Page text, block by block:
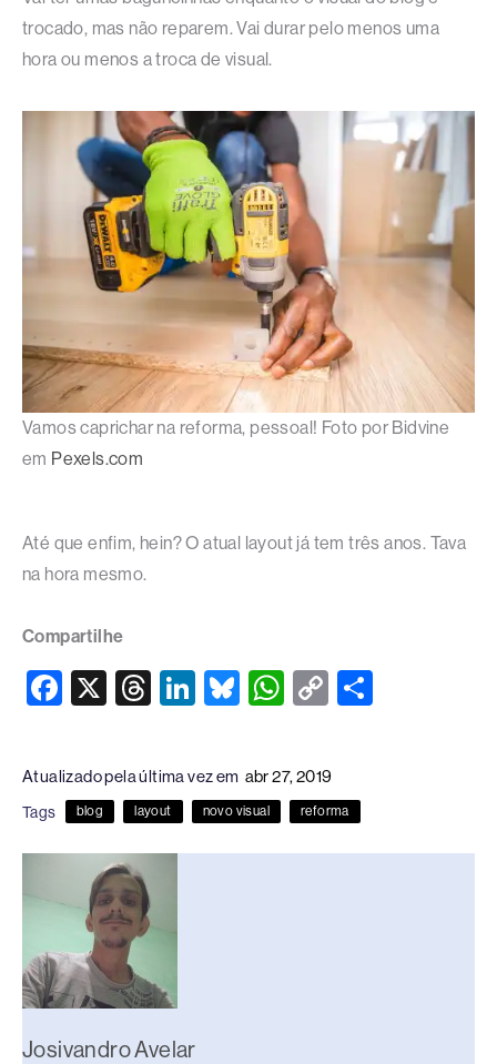
trocado, mas não reparem. Vai durar pelo menos uma
hora ou menos a troca de visual.
Vamos caprichar na reforma, pessoal! Foto por Bidvine
em Pexels.com
Até que enfim, hein? O atual layout já tem três anos. Tava
na hora mesmo.
Compartilhe
F
e
b
o
o
X
T
a
d
s
Li
e
dI
n
Bl
sk
y
W
s
A
p
C
y
Li
n
Atualizado pela última vez em abr 27, 2019
Tags blog layout novo visual reforma
Josivandro Avelar